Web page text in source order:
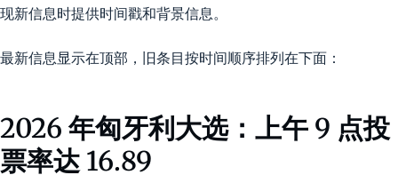
现新信息时提供时间戳和背景信息。
最新信息显示在顶部，旧条目按时间顺序排列在下面：
2026 年匈牙利大选：上午 9 点投
票率达 16.89